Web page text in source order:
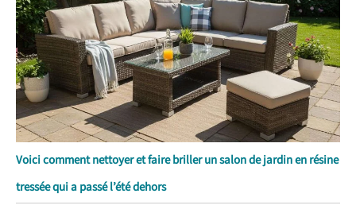
Voici comment nettoyer et faire briller un salon de jardin en résine
tressée qui a passé l’été dehors